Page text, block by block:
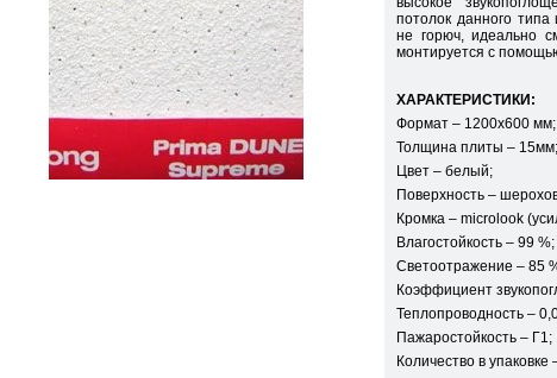
потолок данного
не горюч, идеально
монтируется с
ХАРАКТЕРИСТИКИ:
Формат – 1200х600 мм;
Толщина плиты – 15мм;
Цвет – белый;
Поверхность –
Кромка – microlook
Влагостойкость – 99 %;
Светоотражение – 85
Коэффициент
Теплопроводность –
Пажаростойкость – Г1;
Количество в